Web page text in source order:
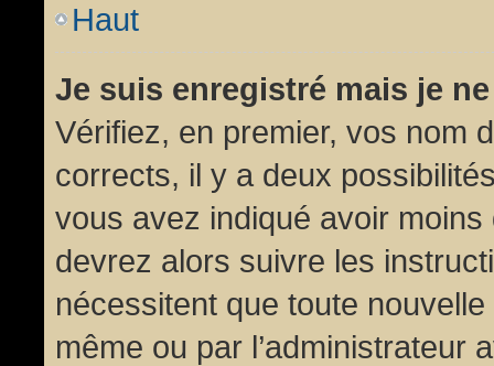
Haut
Je suis enregistré mais je
Vérifiez, en premier, vos nom
corrects, il y a deux
vous avez indiqué avoir
devrez alors suivre les
nécessitent que toute
même ou par l’administrateur